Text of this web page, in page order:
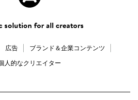
solution for all creators
広告
ブランド＆企業コンテンツ
人的なクリエイター